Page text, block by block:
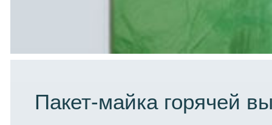
Пакет-майка горячей